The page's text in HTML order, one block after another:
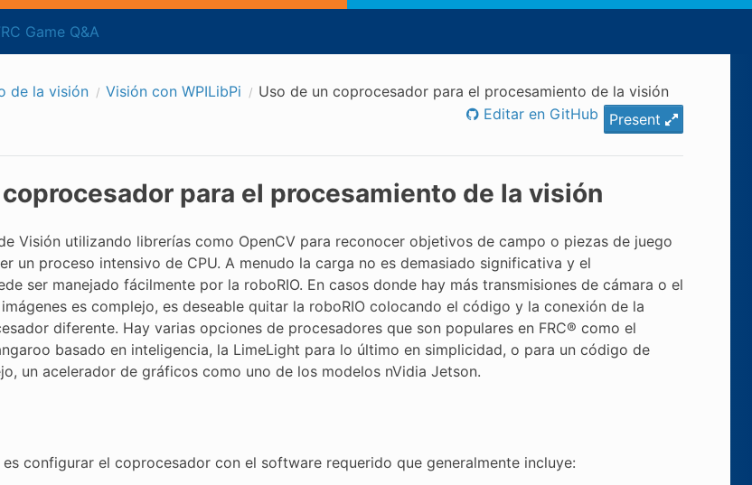
Game Q&A
de la visión Visión con WPILibPi
Uso de un coprocesador para el procesamiento de la visión
Present
Editar en GitHub
para el procesamiento de la visión
Visión utilizando librerías como OpenCV para reconocer objetivos de campo o piezas de juego
un proceso intensivo de CPU. A menudo la carga no es demasiado significativa y el
ser manejado fácilmente por la roboRIO. En casos donde hay más transmisiones de cámara o el
es complejo, es deseable quitar la roboRIO colocando el código y la conexión de la
diferente. Hay varias opciones de procesadores que son populares en FRC® como el
basado en inteligencia, la LimeLight para lo último en simplicidad, o para un código de
un acelerador de gráficos como uno de los modelos nVidia Jetson.
es configurar el coprocesador con el software requerido que generalmente incluye: